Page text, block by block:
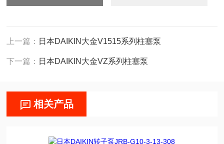
上一篇： 日本DAIKIN大金V1515系列柱塞泵
下一篇： 日本DAIKIN大金VZ系列柱塞泵
相关产品